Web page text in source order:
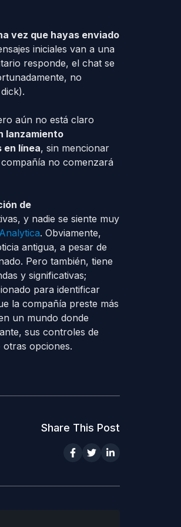
vez que hayas enviado
iniciales van a una
responde, el chat se
no
aún no está claro
lanzamiento
en línea, sin mencionar
no comenzará
de
y nadie se siente muy
. Obviamente,
antigua, a pesar de
Pero también, tiene
y significativas;
para identificar
la compañía preste más
un mundo donde
sus controles de
opciones.
Share This Post